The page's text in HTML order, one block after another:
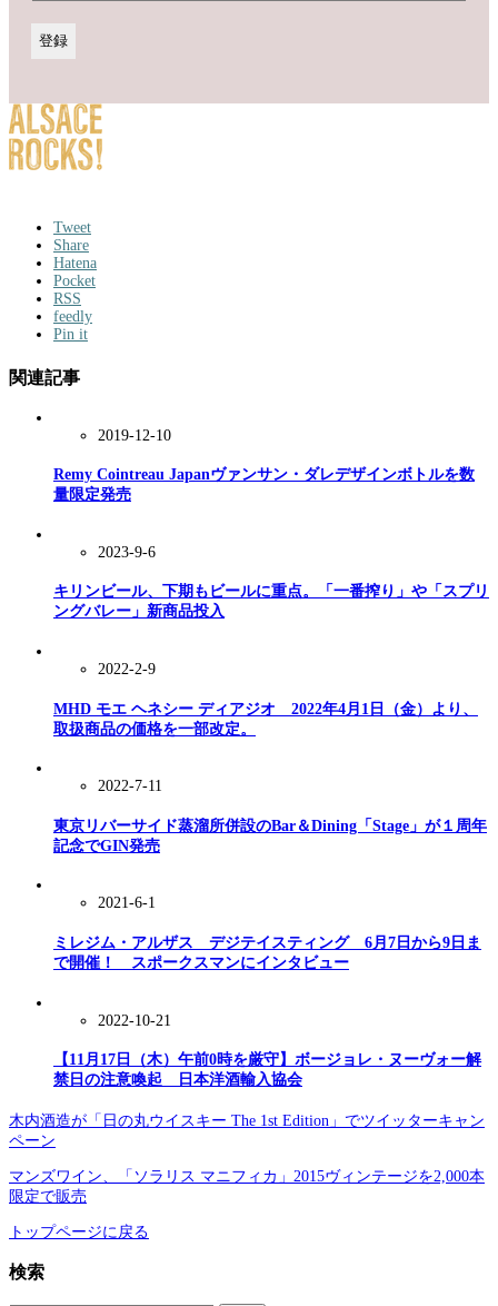
Tweet
Share
Hatena
Pocket
RSS
feedly
Pin it
関連記事
2019-12-10
Remy Cointreau Japanヴァンサン・ダレデザインボトルを数
量限定発売
2023-9-6
キリンビール、下期もビールに重点。「一番搾り」や「スプリ
ングバレー」新商品投入
2022-2-9
MHD モエ ヘネシー ディアジオ 2022年4月1日（金）より、
取扱商品の価格を一部改定。
2022-7-11
東京リバーサイド蒸溜所併設のBar＆Dining「Stage」が１周年
記念でGIN発売
2021-6-1
ミレジム・アルザス デジテイスティング 6月7日から9日ま
で開催！ スポークスマンにインタビュー
2022-10-21
【11月17日（木）午前0時を厳守】ボージョレ・ヌーヴォー解
禁日の注意喚起 日本洋酒輸入協会
木内酒造が「日の丸ウイスキー The 1st Edition」でツイッターキャン
ペーン
マンズワイン、「ソラリス マニフィカ」2015ヴィンテージを2,000本
限定で販売
トップページに戻る
検索